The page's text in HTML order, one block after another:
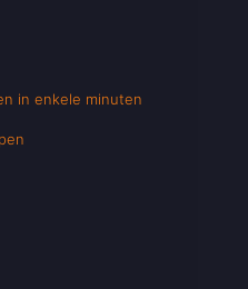
in enkele minuten